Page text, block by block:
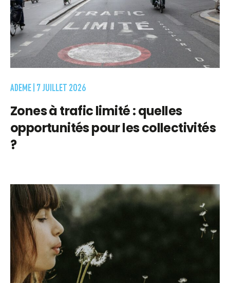
ADEME | 7 JUILLET 2026
Zones à trafic limité : quelles
opportunités pour les collectivités
?